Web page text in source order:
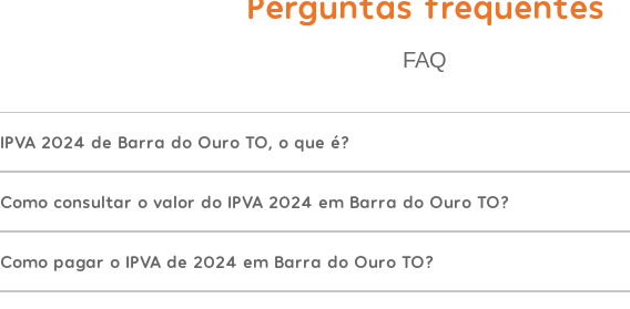
FAQ
IPVA 2024 de Barra do Ouro TO, o que é?
Como consultar o valor do IPVA 2024 em Barra do Ouro TO?
Como pagar o IPVA de 2024 em Barra do Ouro TO?